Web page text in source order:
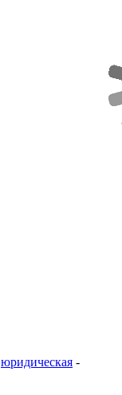
юридическая -